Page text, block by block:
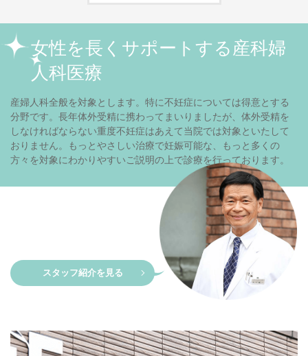
女性を長くサポートする産科婦
人科医療
産婦人科全般を対象とします。特に不妊症については得意とする
分野です。長年体外受精に携わってまいりましたが、体外受精を
しなければならない重度不妊症はあえて当院では対象といたして
おりません。もっとやさしい治療で妊娠可能な、もっと多くの
方々を対象にわかりやすいご説明の上で診療を行っております。
スタッフ紹介を見る